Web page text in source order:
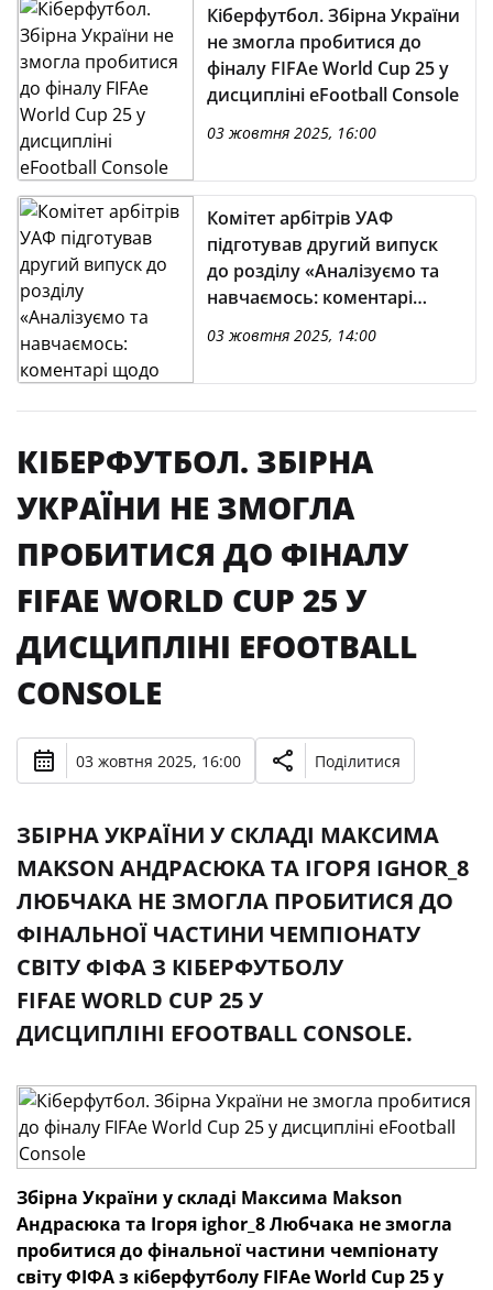
Кіберфутбол. Збірна України
не змогла пробитися до
фіналу FIFAe World Cup 25 у
дисципліні eFootball Console
03 жовтня 2025, 16:00
Комітет арбітрів УАФ
підготував другий випуск
до розділу «Аналізуємо та
навчаємось: коментарі
03 жовтня 2025, 14:00
КІБЕРФУТБОЛ. ЗБІРНА
УКРАЇНИ НЕ ЗМОГЛА
ПРОБИТИСЯ ДО ФІНАЛУ
FIFAE WORLD CUP 25 У
ДИСЦИПЛІНІ EFOOTBALL
CONSOLE
03 жовтня 2025, 16:00 Поділитися
ЗБІРНА УКРАЇНИ У СКЛАДІ МАКСИМА
MAKSON АНДРАСЮКА ТА ІГОРЯ IGHOR_8
ЛЮБЧАКА НЕ ЗМОГЛА ПРОБИТИСЯ ДО
ФІНАЛЬНОЇ ЧАСТИНИ ЧЕМПІОНАТУ
СВІТУ ФІФА З КІБЕРФУТБОЛУ
FIFAE WORLD CUP 25 У
ДИСЦИПЛІНІ EFOOTBALL CONSOLE.
Збірна України у складі Максима Makson
Андрасюка та Ігоря ighor_8 Любчака не змогла
пробитися до фінальної частини чемпіонату
світу ФІФА з кіберфутболу FIFAe World Cup 25 у